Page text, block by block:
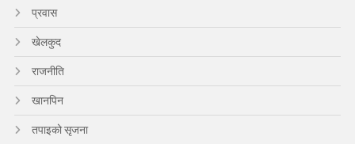
प्रवास
खेलकुद
राजनीति
खानपिन
तपाइको सृजना